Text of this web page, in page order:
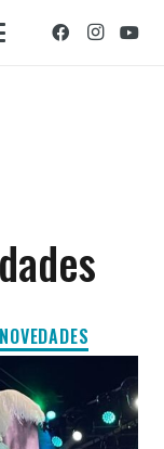
NOVEDADES